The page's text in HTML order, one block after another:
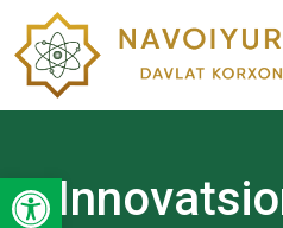
Open toolbar